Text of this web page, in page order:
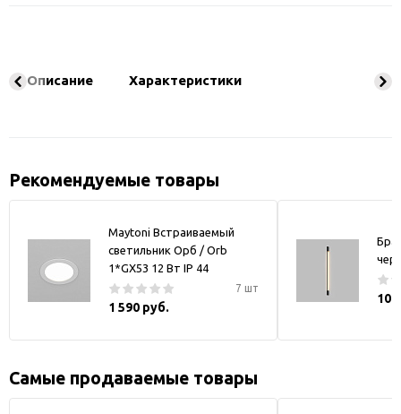
Описание Характеристики
Рекомендуемые товары
Maytoni Встраиваемый
светильник Орб / Orb
1*GX53 12 Вт IP 44
7 шт
1 590 руб.
Бра
10
Самые продаваемые товары